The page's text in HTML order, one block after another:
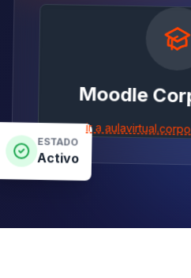
Moodle
ir a
ESTADO
Activo